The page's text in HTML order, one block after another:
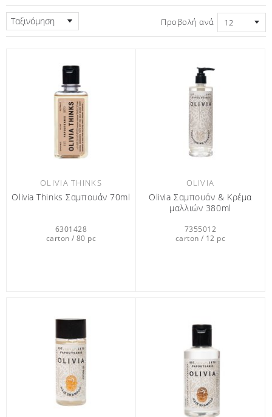
Ταξινόμηση Προβολή ανά
OLIVIA THINKS
Olivia Thinks Σαμπουάν 70ml
6301428
carton / 80 pc
OLIVIA
Olivia Σαμπουάν & Κρέμα
μαλλιών 380ml
7355012
carton / 12 pc